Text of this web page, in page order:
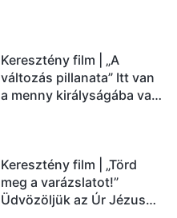
Keresztény film | „A
változás pillanata” Itt van
a menny királyságába való
Keresztény film | „Törd
meg a varázslatot!”
Üdvözöljük az Úr Jézus